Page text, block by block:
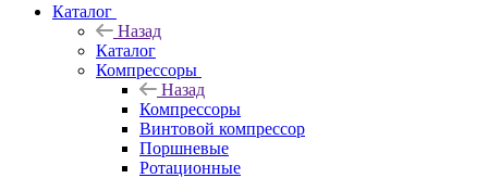
Каталог
Назад
Каталог
Компрессоры
Назад
Компрессоры
Винтовой компрессор
Поршневые
Ротационные